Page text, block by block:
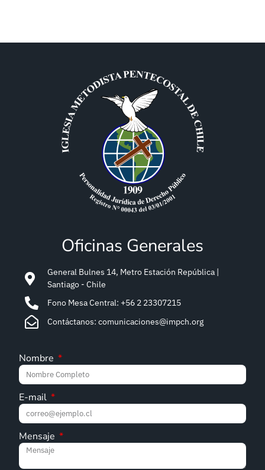
Oficinas Generales
General Bulnes 14, Metro Estación República |
Santiago - Chile
Fono Mesa Central: +56 2 23307215
Contáctanos: comunicaciones@impch.org
Nombre
E-mail
Mensaje